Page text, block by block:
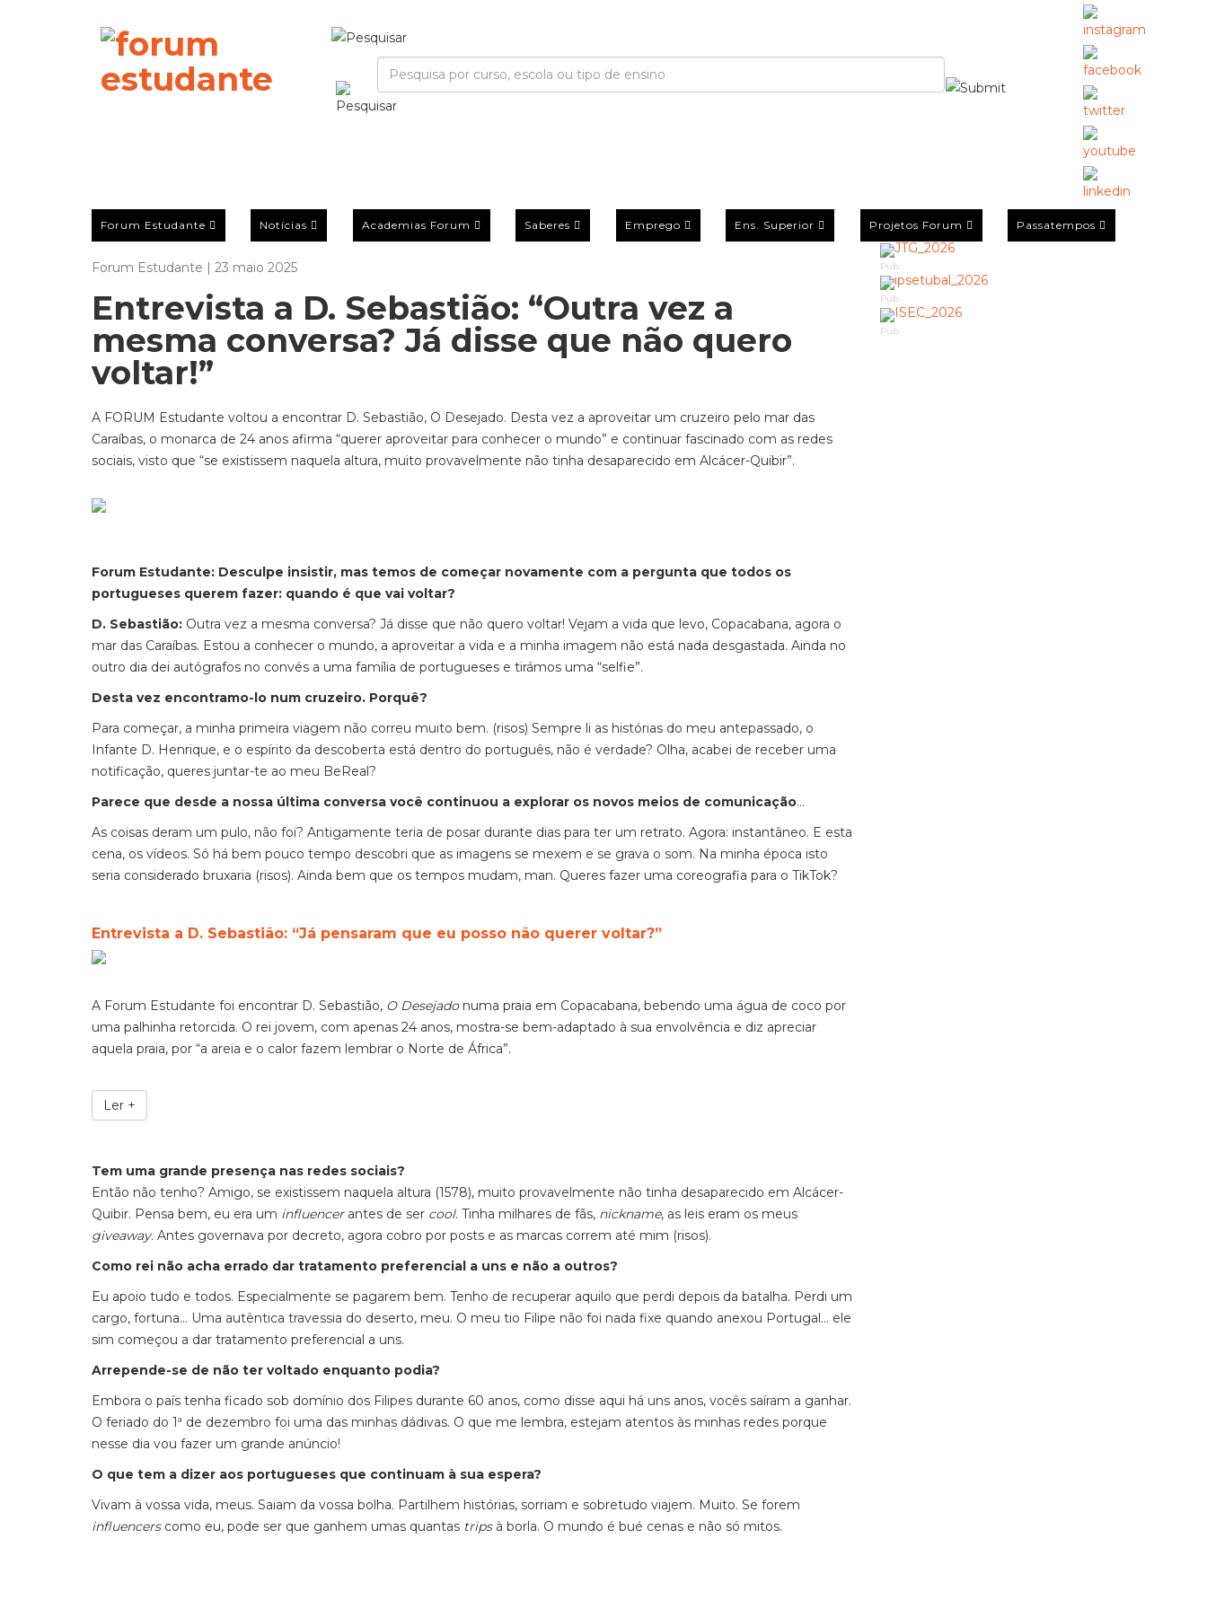
Forum Estudante Notícias Academias Forum Saberes Emprego Ens. Superior Projetos Forum Passatempos
Forum Estudante | 23 maio 2025
Entrevista a D. Sebastião: “Outra vez a
mesma conversa? Já disse que não quero
voltar!”
A FORUM Estudante voltou a encontrar D. Sebastião, O Desejado. Desta vez a aproveitar um cruzeiro pelo mar das
Caraíbas, o monarca de 24 anos afirma “querer aproveitar para conhecer o mundo” e continuar fascinado com as redes
sociais, visto que “se existissem naquela altura, muito provavelmente não tinha desaparecido em Alcácer-Quibir”.
Forum Estudante: Desculpe insistir, mas temos de começar novamente com a pergunta que todos os
portugueses querem fazer: quando é que vai voltar?
D. Sebastião: Outra vez a mesma conversa? Já disse que não quero voltar! Vejam a vida que levo, Copacabana, agora o
mar das Caraíbas. Estou a conhecer o mundo, a aproveitar a vida e a minha imagem não está nada desgastada. Ainda no
outro dia dei autógrafos no convés a uma família de portugueses e tirámos uma “selfie”.
Desta vez encontramo-lo num cruzeiro. Porquê?
Para começar, a minha primeira viagem não correu muito bem. (risos) Sempre li as histórias do meu antepassado, o
Infante D. Henrique, e o espírito da descoberta está dentro do português, não é verdade? Olha, acabei de receber uma
notificação, queres juntar-te ao meu BeReal?
Parece que desde a nossa última conversa você continuou a explorar os novos meios de comunicação…
As coisas deram um pulo, não foi? Antigamente teria de posar durante dias para ter um retrato. Agora: instantâneo. E esta
cena, os vídeos. Só há bem pouco tempo descobri que as imagens se mexem e se grava o som. Na minha época isto
seria considerado bruxaria (risos). Ainda bem que os tempos mudam, man. Queres fazer uma coreografia para o TikTok?
Entrevista a D. Sebastião: “Já pensaram que eu posso não querer voltar?”
A Forum Estudante foi encontrar D. Sebastião, O Desejadonuma praia em Copacabana, bebendo uma água de coco por
uma palhinha retorcida. O rei jovem, com apenas 24 anos, mostra-se bem-adaptado à sua envolvência e diz apreciar
aquela praia, por “a areia e o calor fazem lembrar o Norte de África”.
Ler +
Tem uma grande presença nas redes sociais?
Então não tenho? Amigo, se existissem naquela altura (1578), muito provavelmente não tinha desaparecido em Alcácer-
Quibir. Pensa bem, eu era um influencer antes de ser cool. Tinha milhares de fãs, nickname, as leis eram os meus
giveaway. Antes governava por decreto, agora cobro por posts e as marcas correm até mim (risos).
Como rei não acha errado dar tratamento preferencial a uns e não a outros?
Eu apoio tudo e todos. Especialmente se pagarem bem. Tenho de recuperar aquilo que perdi depois da batalha. Perdi um
cargo, fortuna… Uma autêntica travessia do deserto, meu. O meu tio Filipe não foi nada fixe quando anexou Portugal… ele
sim começou a dar tratamento preferencial a uns.
Arrepende-se de não ter voltado enquanto podia?
Embora o país tenha ficado sob domínio dos Filipes durante 60 anos, como disse aqui há uns anos, vocês saíram a ganhar.
O feriado do 1ª de dezembro foi uma das minhas dádivas. O que me lembra, estejam atentos às minhas redes porque
nesse dia vou fazer um grande anúncio!
O que tem a dizer aos portugueses que continuam à sua espera?
Vivam à vossa vida, meus. Saiam da vossa bolha. Partilhem histórias, sorriam e sobretudo viajem. Muito. Se forem
influencers como eu, pode ser que ganhem umas quantas trips à borla. O mundo é bué cenas e não só mitos.
Pub
Pub
Pub